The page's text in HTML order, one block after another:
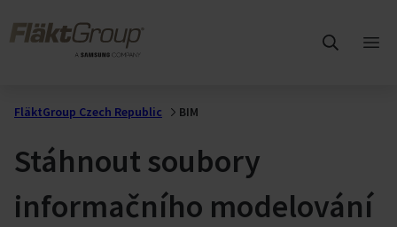
FläktGroup Czech Republic BIM
Stáhnout soubory
informačního modelování